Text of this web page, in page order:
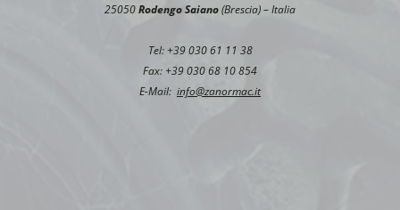
25050Rodengo Saiano(Brescia) – Italia
Tel: +39 030 61 11 38
Fax: +39 030 68 10 854
E-Mail: info@zanormac.it